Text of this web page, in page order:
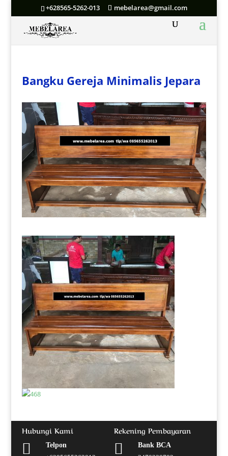
+628565-5262-013 mebelarea@gmail.com
Bangku Gereja Minimalis Jepara
Hubungi Kami

Telpon
Rekening Pembayaran

Bank BCA